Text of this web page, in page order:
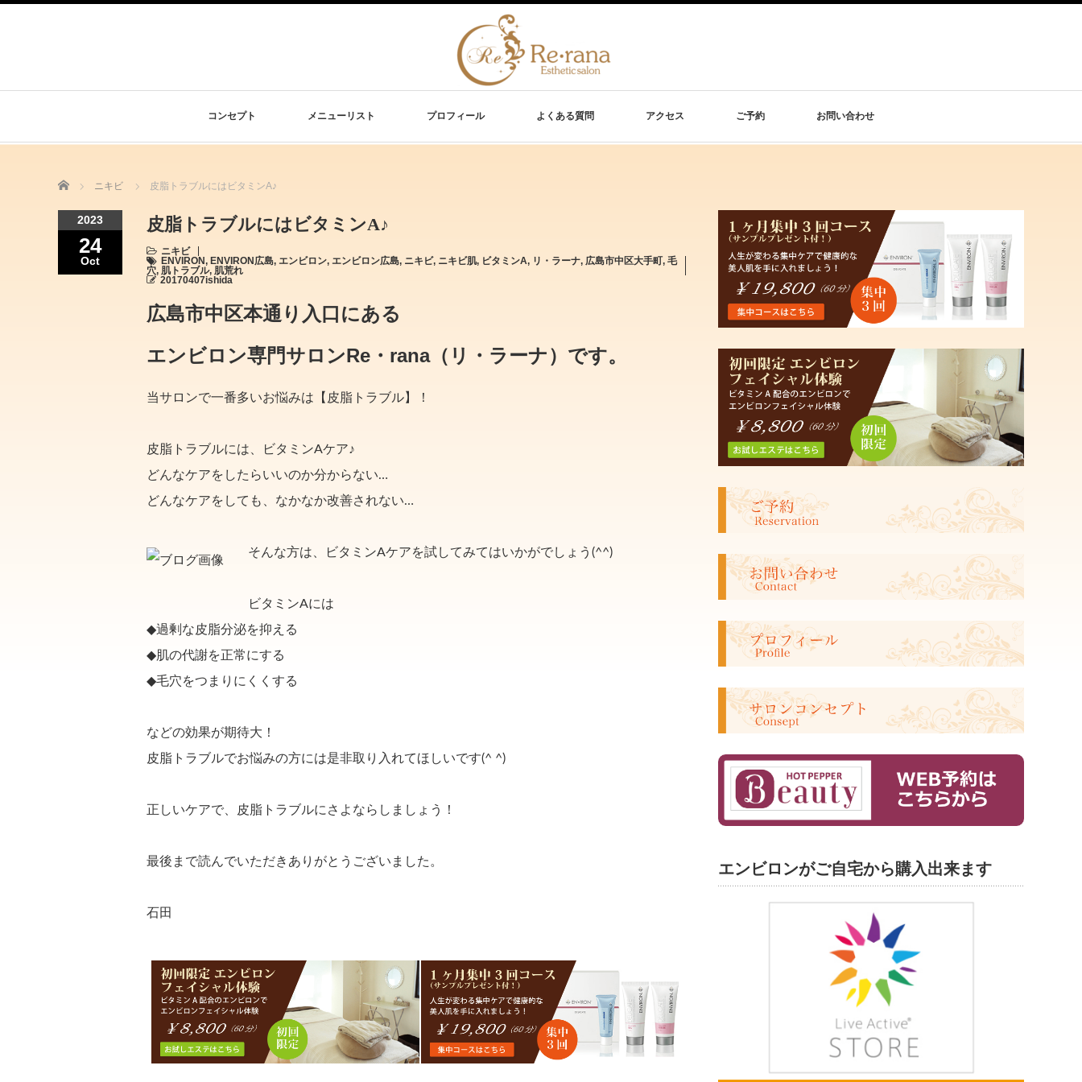
コンセプト メニューリスト プロフィール よくある質問 アクセス ご予約 お問い合わせ
Home ニキビ 皮脂トラブルにはビタミンA♪
2023
24
Oct
皮脂トラブルにはビタミンA♪
ニキビ
ENVIRON, ENVIRON広島, エンビロン, エンビロン広島, ニキビ, ニキビ肌, ビタミンA, リ・ラーナ, 広島市中区大手町, 毛
穴, 肌トラブル, 肌荒れ
20170407ishida
広島市中区本通り入口にある
エンビロン専門サロンRe・rana（リ・ラーナ）です。
当サロンで一番多いお悩みは【皮脂トラブル】！
皮脂トラブルには、ビタミンAケア♪
どんなケアをしたらいいのか分からない…
どんなケアをしても、なかなか改善されない…
そんな方は、ビタミンAケアを試してみてはいかがでしょう(^^)
ビタミンAには
◆過剰な皮脂分泌を抑える
◆肌の代謝を正常にする
◆毛穴をつまりにくくする
などの効果が期待大！
皮脂トラブルでお悩みの方には是非取り入れてほしいです(^ ^)
正しいケアで、皮脂トラブルにさよならしましょう！
最後まで読んでいただきありがとうございました。
石田
エンビロンがご自宅から購入出来ます